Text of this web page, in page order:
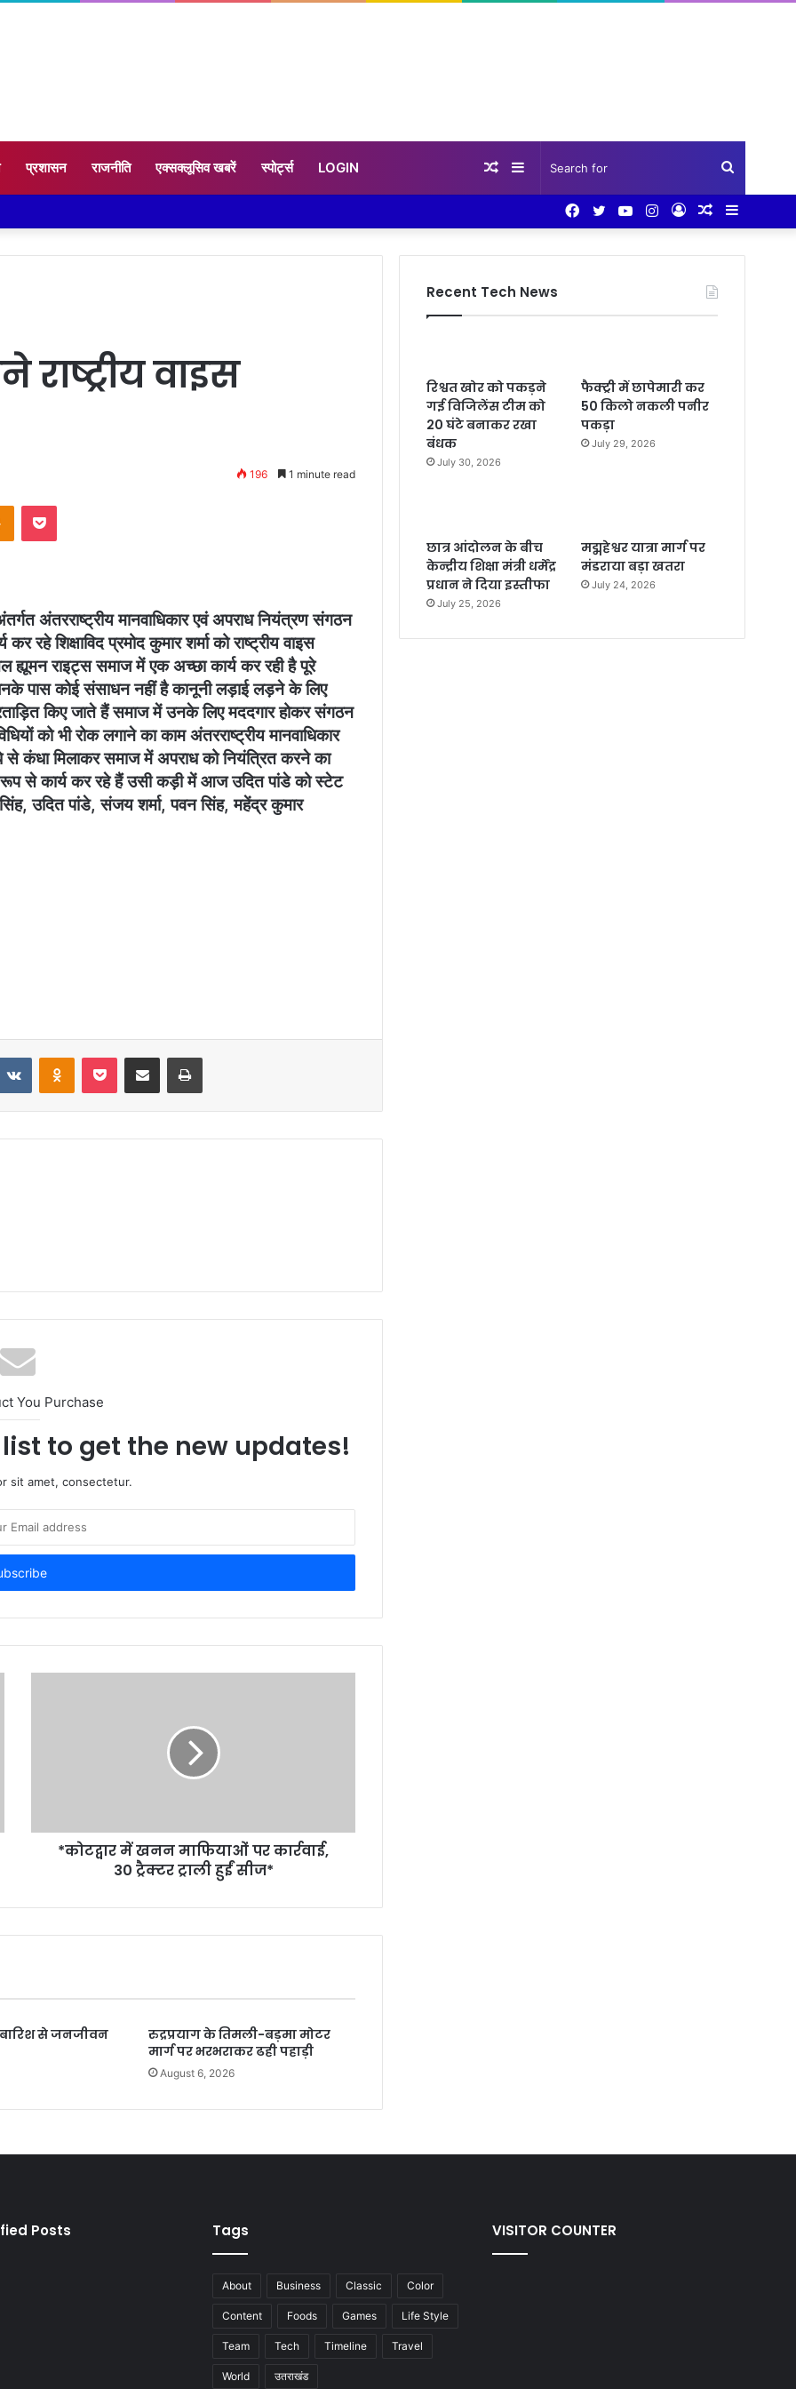
प्रशासन राजनीति एक्सक्लूसिव खबरें स्पोर्ट्स LOGIN Search
for
Sidebar
Random
Sidebar
Random
Log
Instagram
YouTube
Twitter
Facebook
राष्ट्रीय वाइस
196 1 minute read
Odnoklassniki
Pocket
अंतरराष्ट्रीय मानवाधिकार एवं अपराध नियंत्रण संगठन
रहे शिक्षाविद प्रमोद कुमार शर्मा को राष्ट्रीय वाइस
ह्यूमन राइट्स समाज में एक अच्छा कार्य कर रही है पूरे
पास कोई संसाधन नहीं है कानूनी लड़ाई लड़ने के लिए
किए जाते हैं समाज में उनके लिए मददगार होकर संगठन
को भी रोक लगाने का काम अंतरराष्ट्रीय मानवाधिकार
कंधा मिलाकर समाज में अपराध को नियंत्रित करने का
से कार्य कर रहे हैं उसी कड़ी में आज उदित पांडे को स्टेट
उदित पांडे, संजय शर्मा, पवन सिंह, महेंद्र कुमार
VKontakteOdnoklassniki
Pocket Share via Email Print
You Purchase
to get the new updates!
sit amet, consectetur.
*कोटद्वार में खनन माफियाओं पर कार्रवाई,
30 ट्रैक्टर ट्राली हुईं सीज*
बारिश से जनजीवन
रुद्रप्रयाग के तिमली-बड़मा मोटर
मार्ग पर भरभराकर ढही पहाड़ी
August 6, 2026
Recent Tech News
रिश्वत खोर को पकड़ने
गई विजिलेंस टीम को
20 घंटे बनाकर रखा
बंधक
July 30, 2026
फैक्ट्री में छापेमारी कर
50 किलो नकली पनीर
पकड़ा
July 29, 2026
छात्र आंदोलन के बीच
केन्द्रीय शिक्षा मंत्री धर्मेंद्र
प्रधान ने दिया इस्तीफा
July 25, 2026
मद्महेश्वर यात्रा मार्ग पर
मंडराया बड़ा खतरा
July 24, 2026
Posts Tags
About Business Classic Color
Content Foods Games Life Style
Team Tech Timeline Travel
World उतराखंड
VISITOR COUNTER